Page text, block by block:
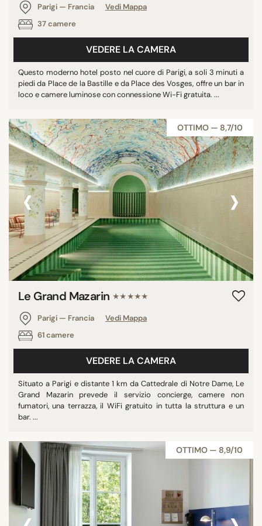
Parigi — Francia
Vedi Mappa
37 camere
VEDERE LA CAMERA
Questo moderno hotel posto nel cuore di Parigi, a soli 3 minuti a
piedi da Place de la Bastille e da Place des Vosges, offre un bar in
loco e camere luminose con connessione Wi-Fi gratuita. ...
OTTIMO — 8,7/10
‹ ›
Le Grand Mazarin ★★★★★
Parigi — Francia
Vedi Mappa
61 camere
VEDERE LA CAMERA
Situato a Parigi e distante 1 km da Cattedrale di Notre Dame, Le
Grand Mazarin prevede il servizio concierge, camere non
fumatori, una terrazza, il WiFi gratuito in tutta la struttura e un
bar. ...
OTTIMO — 8,9/10